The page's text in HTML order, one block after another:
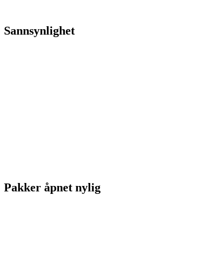
Sannsynlighet
Pakker åpnet nylig